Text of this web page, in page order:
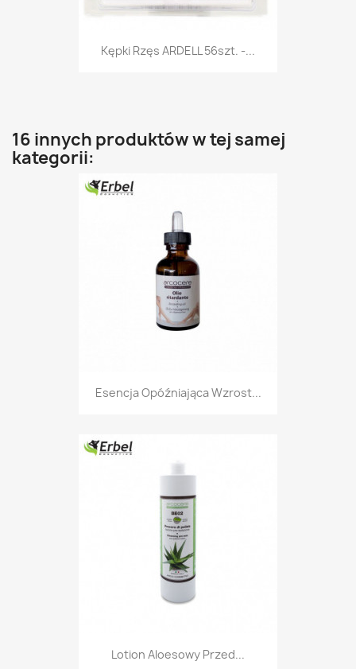
Kępki Rzęs ARDELL 56szt. -...
16 innych produktów w tej samej
kategorii:
Esencja Opóźniająca Wzrost...
Lotion Aloesowy Przed...